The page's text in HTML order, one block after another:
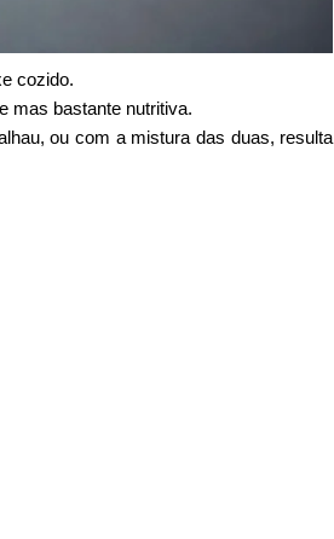
cozido.
mas bastante nutritiva.
ou com a mistura das duas, resulta